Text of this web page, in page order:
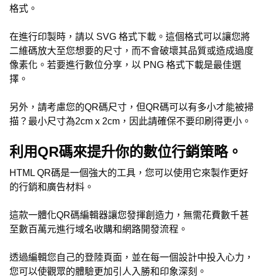
格式。
在進行印製時，請以 SVG 格式下載。這個格式可以讓您將
二維碼放大至您想要的尺寸，而不會破壞其品質或造成過度
像素化。若要進行數位分享，以 PNG 格式下載是最佳選
擇。
另外，請考慮您的QR碼尺寸，但QR碼可以有多小才能被掃
描？最小尺寸為2cm x 2cm，因此請確保不要印刷得更小。
利用QR碼來提升你的數位行銷策略。
HTML QR碼是一個強大的工具，您可以使用它來製作更好
的行銷和廣告材料。
這款一體化QR碼編輯器讓您發揮創造力，無需花費數千甚
至數百萬元進行域名收購和網路開發流程。
透過編輯您自己的登陸頁面，並在每一個設計中投入心力，
您可以使觀眾的體驗更加引人入勝和印象深刻。